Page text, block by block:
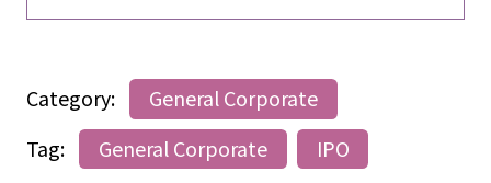
Category:
General Corporate
Tag:
General Corporate IPO